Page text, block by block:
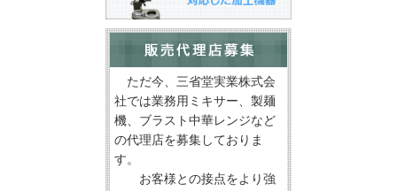
ただ今、三省堂実業株式会
社では業務用ミキサー、製麺
機、ブラスト中華レンジなど
の代理店を募集しておりま
す。
お客様との接点をより強